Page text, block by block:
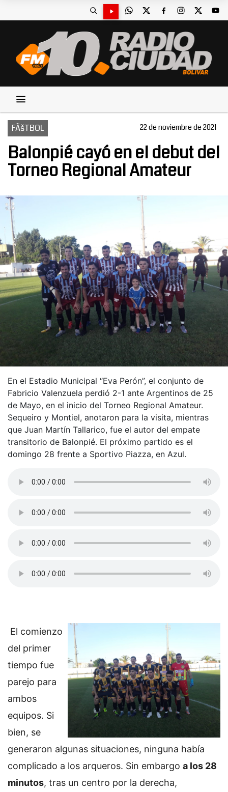
FÃšTBOL 22 de noviembre de 2021
Balonpié cayó en el debut del
Torneo Regional Amateur
En el Estadio Municipal “Eva Perón”, el conjunto de
Fabricio Valenzuela perdió 2-1 ante Argentinos de 25
de Mayo, en el inicio del Torneo Regional Amateur.
Sequeiro y Montiel, anotaron para la visita, mientras
que Juan Martín Tallarico, fue el autor del empate
transitorio de Balonpié. El próximo partido es el
domingo 28 frente a Sportivo Piazza, en Azul.
El comienzo
del primer
tiempo fue
parejo para
ambos
equipos. Si
bien, se
generaron algunas situaciones, ninguna había
complicado a los arqueros. Sin embargo a los 28
minutos, tras un centro por la derecha,